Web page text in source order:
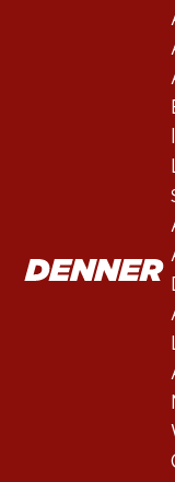
La Feuillée
Neuchâtel